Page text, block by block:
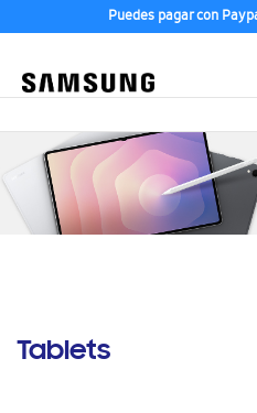
Puedes pagar con
Tablets